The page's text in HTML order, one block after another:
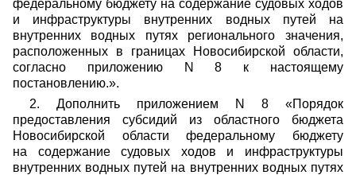
федеральному бюджету на содержание судовых ходов
и инфраструктуры внутренних водных путей на
внутренних водных путях регионального значения,
расположенных в границах Новосибирской области,
согласно приложению N 8 к настоящему
постановлению.».
2. Дополнить приложением N 8 «Порядок
предоставления субсидий из областного бюджета
Новосибирской области федеральному бюджету
на содержание судовых ходов и инфраструктуры
внутренних водных путей на внутренних водных путях